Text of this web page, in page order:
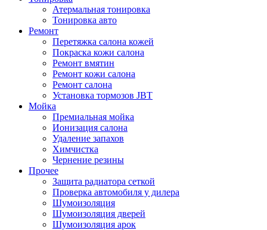
Атермальная тонировка
Тонировка авто
Ремонт
Перетяжка салона кожей
Покраска кожи салона
Ремонт вмятин
Ремонт кожи салона
Ремонт салона
Установка тормозов JBT
Мойка
Премиальная мойка
Ионизация салона
Удаление запахов
Химчистка
Чернение резины
Прочее
Защита радиатора сеткой
Проверка автомобиля у дилера
Шумоизоляция
Шумоизоляция дверей
Шумоизоляция арок